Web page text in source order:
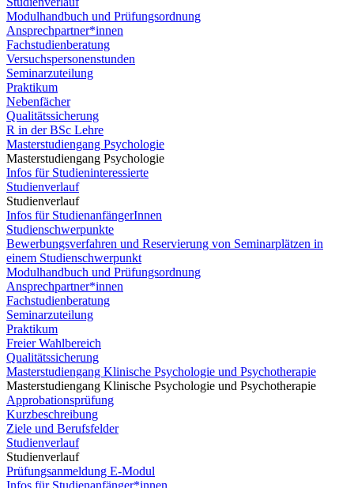
Modulhandbuch und Prüfungsordnung
Ansprechpartner*innen
Fachstudienberatung
Versuchspersonenstunden
Seminarzuteilung
Praktikum
Nebenfächer
Qualitätssicherung
R in der BSc Lehre
Masterstudiengang Psychologie
Masterstudiengang Psychologie
Infos für Studieninteressierte
Studienverlauf
Studienverlauf
Infos für StudienanfängerInnen
Studienschwerpunkte
Bewerbungsverfahren und Reservierung von Seminarplätzen in
einem Studienschwerpunkt
Modulhandbuch und Prüfungsordnung
Ansprechpartner*innen
Fachstudienberatung
Seminarzuteilung
Praktikum
Freier Wahlbereich
Qualitätssicherung
Masterstudiengang Klinische Psychologie und Psychotherapie
Masterstudiengang Klinische Psychologie und Psychotherapie
Approbationsprüfung
Kurzbeschreibung
Ziele und Berufsfelder
Studienverlauf
Studienverlauf
Prüfungsanmeldung E-Modul
Infos für Studienanfänger*innen